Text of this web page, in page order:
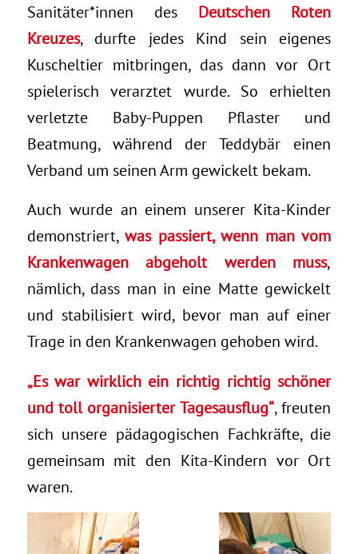
Sanitäter*innen des Deutschen Roten
Kreuzes, durfte jedes Kind sein eigenes
Kuscheltier mitbringen, das dann vor Ort
spielerisch verarztet wurde. So erhielten
verletzte Baby-Puppen Pflaster und
Beatmung, während der Teddybär einen
Verband um seinen Arm gewickelt bekam.
Auch wurde an einem unserer Kita-Kinder
demonstriert,was passiert, wenn man vom
Krankenwagen abgeholt werden muss,
nämlich, dass man in eine Matte gewickelt
und stabilisiert wird, bevor man auf einer
Trage in den Krankenwagen gehoben wird.
„Es war wirklich ein richtig richtig schöner
und toll organisierter Tagesausflug“, freuten
sich unsere pädagogischen Fachkräfte, die
gemeinsam mit den Kita-Kindern vor Ort
waren.